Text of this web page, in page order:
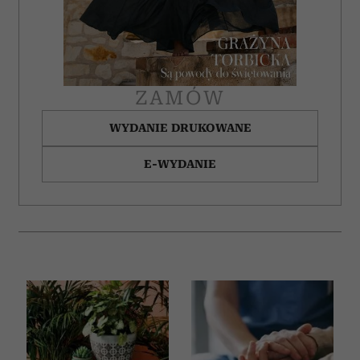
otrzymanymi od Ciebie lub uzyskanymi podczas
korzystania z ich usług.
ZAMÓW
WYDANIE DRUKOWANE
E-WYDANIE